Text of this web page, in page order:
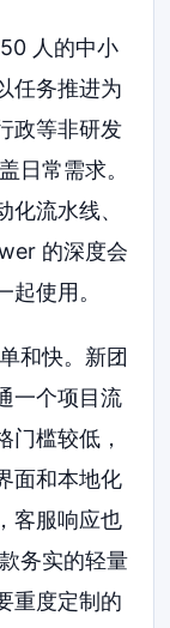
人的中小
任务推进为
政等非研发
日常需求。
流水线、
的深度会
使用。
和快。新团
一个项目流
门槛较低，
面和本地化
客服响应也
务实的轻量
重度定制的